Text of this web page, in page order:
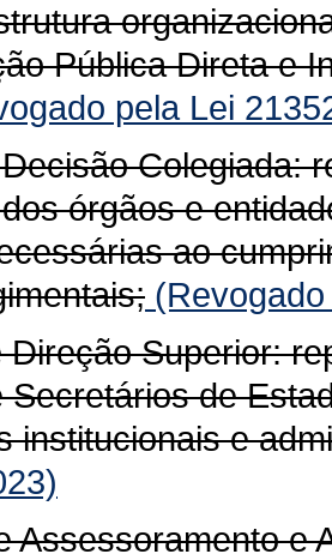
Pública Direta e
pela Lei
Colegiada:
órgãos e
ao
Direção Superior:
Secretários de
institucionais e
Assessoramento e